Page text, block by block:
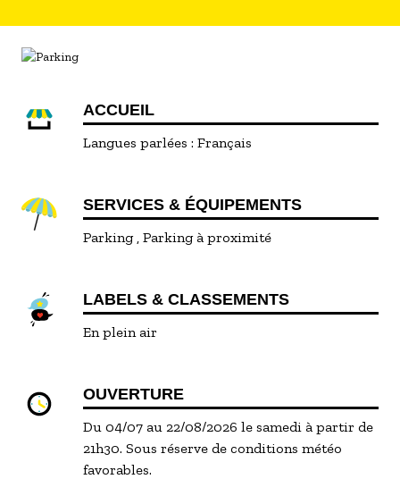
ACCUEIL
Langues parlées : Français
SERVICES & ÉQUIPEMENTS
Parking Parking à proximité
LABELS & CLASSEMENTS
En plein air
OUVERTURE
Du 04/07 au 22/08/2026 le samedi à partir de
21h30. Sous réserve de conditions météo
favorables.